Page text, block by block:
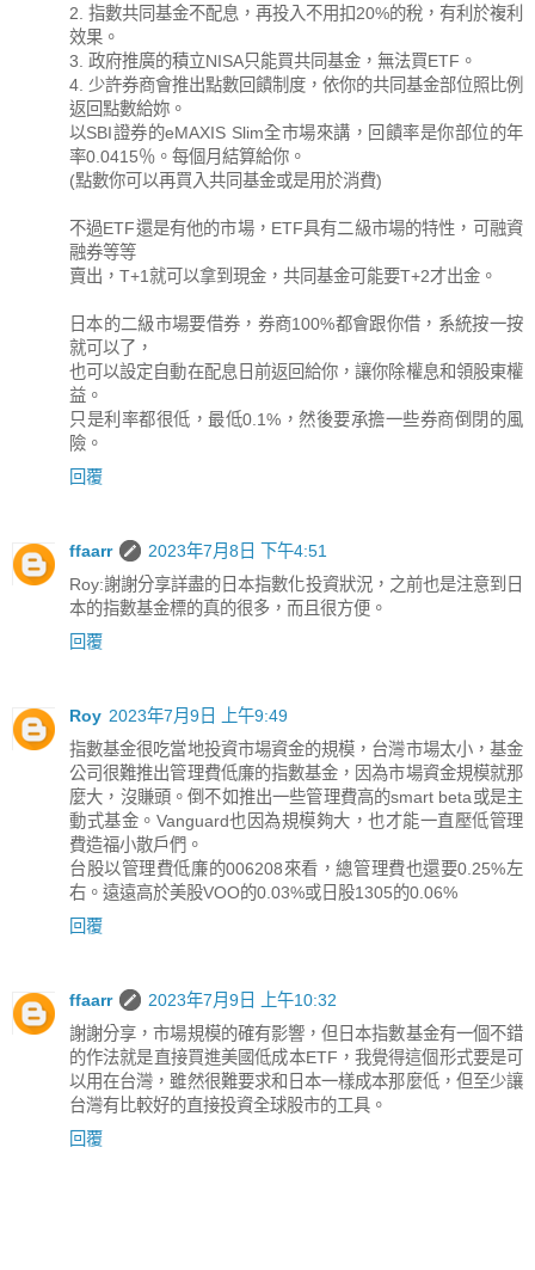
2. 指數共同基金不配息，再投入不用扣20%的稅，有利於複利
效果。
3. 政府推廣的積立NISA只能買共同基金，無法買ETF。
4. 少許券商會推出點數回饋制度，依你的共同基金部位照比例
返回點數給妳。
以SBI證券的eMAXIS Slim全市場來講，回饋率是你部位的年
率0.0415％。每個月結算給你。
(點數你可以再買入共同基金或是用於消費)
不過ETF還是有他的市場，ETF具有二級市場的特性，可融資
融券等等
賣出，T+1就可以拿到現金，共同基金可能要T+2才出金。
日本的二級市場要借券，券商100%都會跟你借，系統按一按
就可以了，
也可以設定自動在配息日前返回給你，讓你除權息和領股東權
益。
只是利率都很低，最低0.1%，然後要承擔一些券商倒閉的風
險。
回覆
ffaarr
2023年7月8日 下午4:51
Roy:謝謝分享詳盡的日本指數化投資狀況，之前也是注意到日
本的指數基金標的真的很多，而且很方便。
回覆
Roy 2023年7月9日 上午9:49
指數基金很吃當地投資市場資金的規模，台灣市場太小，基金
公司很難推出管理費低廉的指數基金，因為市場資金規模就那
麼大，沒賺頭。倒不如推出一些管理費高的smart beta或是主
動式基金。Vanguard也因為規模夠大，也才能一直壓低管理
費造福小散戶們。
台股以管理費低廉的006208來看，總管理費也還要0.25%左
右。遠遠高於美股VOO的0.03%或日股1305的0.06%
回覆
ffaarr
2023年7月9日 上午10:32
謝謝分享，市場規模的確有影響，但日本指數基金有一個不錯
的作法就是直接買進美國低成本ETF，我覺得這個形式要是可
以用在台灣，雖然很難要求和日本一樣成本那麼低，但至少讓
台灣有比較好的直接投資全球股市的工具。
回覆